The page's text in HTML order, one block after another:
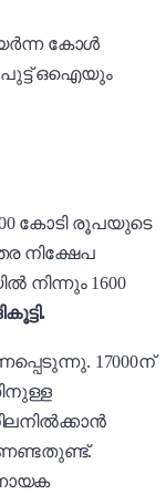
കോൾ
പുട്ട് ഒഐയും
കോടി രൂപയുടെ
നിക്ഷേപ
നിന്നും 1600
17000ന്